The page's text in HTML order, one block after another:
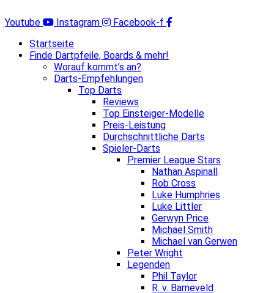
Inhalt
Youtube Instagram
Facebook-f
Startseite
Finde Dartpfeile, Boards & mehr!
Worauf kommt’s an?
Darts-Empfehlungen
Top Darts
Reviews
Top Einsteiger-Modelle
Preis-Leistung
Durchschnittliche Darts
Spieler-Darts
Premier League Stars
Nathan Aspinall
Rob Cross
Luke Humphries
Luke Littler
Gerwyn Price
Michael Smith
Michael van Gerwen
Peter Wright
Legenden
Phil Taylor
R. v. Barneveld